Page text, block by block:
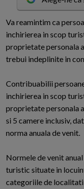
Va reamintim ca
inchirierea in scop
proprietate personala
trebui indeplinite in
Contribuabilii
inchirierea in scop
proprietate personala
si 5 camere inclusiv,
norma anuala de venit.
Normele de venit
turistic situate in
categoriile de